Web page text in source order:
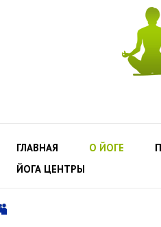
ГЛАВНАЯ О ЙОГЕ
ЙОГА ЦЕНТРЫ